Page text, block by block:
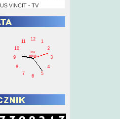
VINCIT - TV
1
2
3
4
5
6
7
8
9
10
11
12
PM
pištek